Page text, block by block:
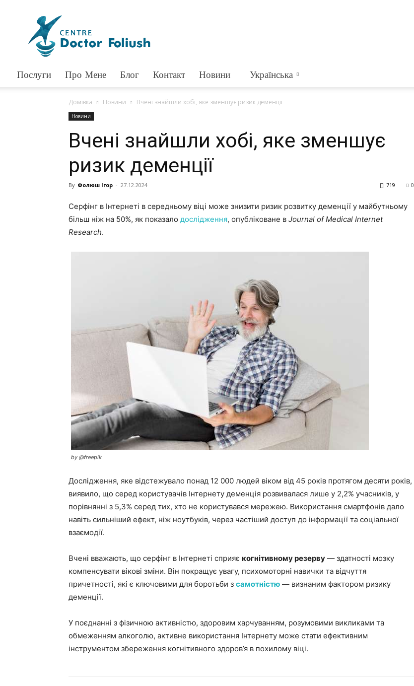
Послуги Про Мене Блог Контакт Новини Українська
Домівка Новини Вчені знайшли хобі, яке зменшує ризик деменції
Новини
Вчені знайшли хобі, яке зменшує
ризик деменції
By Фолюш Ігор - 27.12.2024 0
719
Серфінг в Інтернеті в середньому віці може знизити ризик розвитку деменції у майбутньому
більш ніж на 50%, як показало дослідження, опубліковане в Journal of Medical Internet
Research.
by @freepik
Дослідження, яке відстежувало понад 12 000 людей віком від 45 років протягом десяти років,
виявило, що серед користувачів Інтернету деменція розвивалася лише у 2,2% учасників, у
порівнянні з 5,3% серед тих, хто не користувався мережею. Використання смартфонів дало
навіть сильніший ефект, ніж ноутбуків, через частіший доступ до інформації та соціальної
взаємодії.
Вчені вважають, що серфінг в Інтернеті сприяє когнітивному резерву — здатності мозку
компенсувати вікові зміни. Він покращує увагу, психомоторні навички та відчуття
причетності, які є ключовими для боротьби з самотністю — визнаним фактором ризику
деменції.
У поєднанні з фізичною активністю, здоровим харчуванням, розумовими викликами та
обмеженням алкоголю, активне використання Інтернету може стати ефективним
інструментом збереження когнітивного здоров’я в похилому віці.